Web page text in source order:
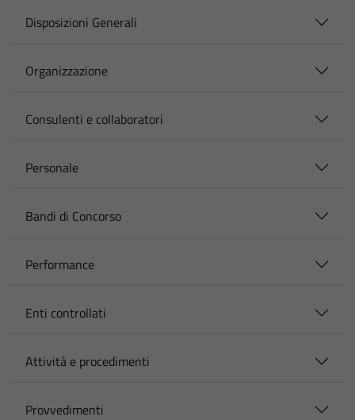
Disposizioni Generali
Organizzazione
Consulenti e collaboratori
Personale
Bandi di Concorso
Performance
Enti controllati
Attività e procedimenti
Provvedimenti